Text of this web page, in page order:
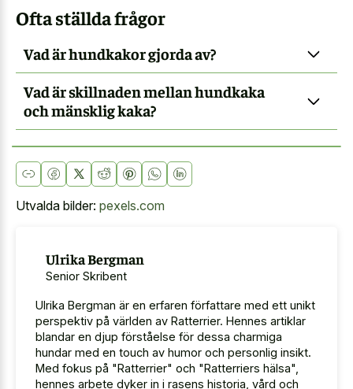
Ofta ställda frågor
Vad är hundkakor gjorda av?
Vad är skillnaden mellan hundkaka
och mänsklig kaka?
Utvalda bilder: pexels.com
Ulrika Bergman
Senior Skribent
Ulrika Bergman är en erfaren författare med ett unikt
perspektiv på världen av Ratterrier. Hennes artiklar
blandar en djup förståelse för dessa charmiga
hundar med en touch av humor och personlig insikt.
Med fokus på "Ratterrier" och "Ratterriers hälsa",
hennes arbete dyker in i rasens historia, vård och